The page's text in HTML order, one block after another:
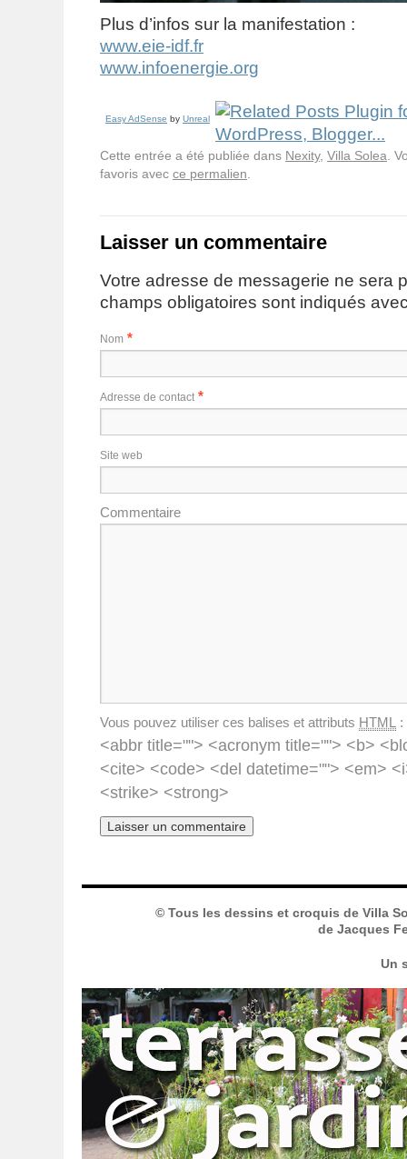
Plus d’infos sur la manifestation :
www.eie-idf.fr
www.infoenergie.org
Easy AdSense by Unreal
Cette entrée a été publiée dans Nexity, Villa Solea .
favoris avec ce permalien
Laisser un commentaire
Votre adresse de messagerie ne sera
champs obligatoires sont indiqués
Nom *
Adresse de contact *
Site web
Commentaire
Vous pouvez utiliser ces balises et attributs HTML :
<abbr title=""> <acronym title=""> <b>
<cite> <code> <del datetime=""> <em>
<strike> <strong>
© Tous les dessins et croquis de Villa
de Jacques
Un